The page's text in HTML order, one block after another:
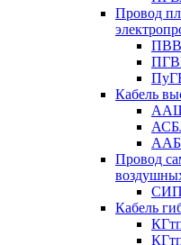
Провод
Кабель
Провод
СИП
Кабель